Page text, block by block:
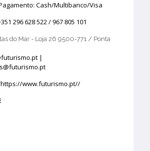
Cash/Multibanco/Visa
296 628 522 / 967 805 101
do Mar - Loja 26 9500-771 / Ponta
|
https://www.futurismo.pt//